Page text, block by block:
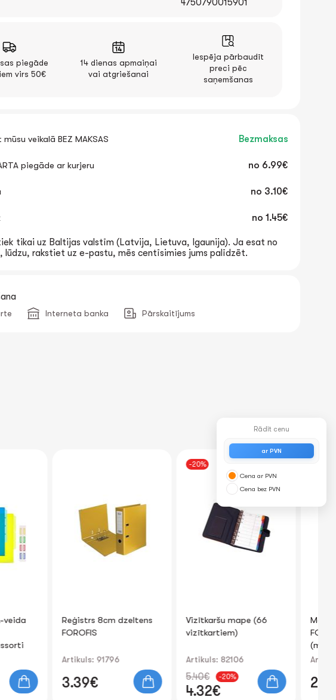
4750790015901
piegāde
virs 50€
14 dienas apmaiņai
vai atgriešanai
Iespēja pārbaudīt
preci pēc
saņemšanas
veikalā BEZ MAKSAS Bezmaksas
piegāde ar kurjeru no 6.99€
no 3.10€
no 1.45€
tikai uz Baltijas valstīm (Latvija, Lietuva, Igaunija). Ja esat no
lūdzu, rakstiet uz e-pastu, mēs centīsimies jums palīdzēt.
Interneta banka Pārskaitījums
dzeltens
Vizītkaršu mape (66
vizītkartiem)
Artikuls: 82106
5.40€
4.32€
Mape ar 60 kabatām A4
FOROFIS 0.80 mm
Artikuls: 91213
2.75€
Rādīt cenu
ar PVN
Cena ar PVN
Cena bez PVN